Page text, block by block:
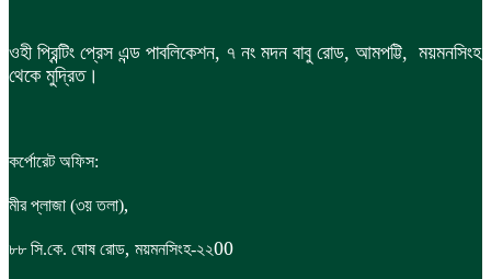
ওহী প্রিন্টিং প্রেস এন্ড পাবলিকেশন, ৭ নং মদন বাবু রোড, আমপট্টি, ময়মনসিংহ
থেকে মুদ্রিত।
কর্পোরেট অফিস:
মীর প্লাজা (৩য় তলা),
৮৮ সি.কে. ঘোষ রোড, ময়মনসিংহ-২২00